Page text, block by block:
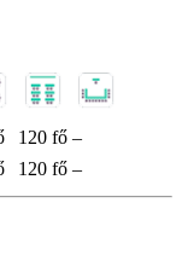
120 fő –
120 fő –